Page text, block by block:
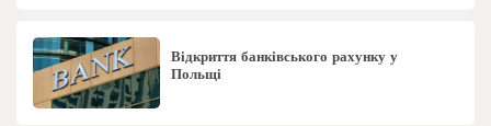
Відкриття банківського рахунку у
Польщі